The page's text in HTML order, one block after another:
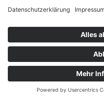
vorpommerncloud ist
msisdesign. GmbH &
17392 Boldekow
Jetzt mehr erfahren:
Wir bieten flexible,